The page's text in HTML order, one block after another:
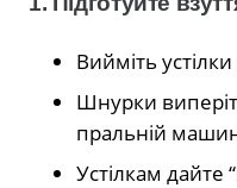
Вийміть
Шнурки
пральній
Устілкам дайте